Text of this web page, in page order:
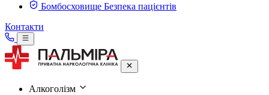
Бомбосховище Безпека пацієнтів
Контакти
Алкоголізм